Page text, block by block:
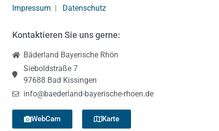
Impressum | Datenschutz
Kontaktieren Sie uns gerne:
Bäderland Bayerische Rhön
Sieboldstraße 7
97688 Bad Kissingen
info@baederland-bayerische-rhoen.de
WebCam Karte